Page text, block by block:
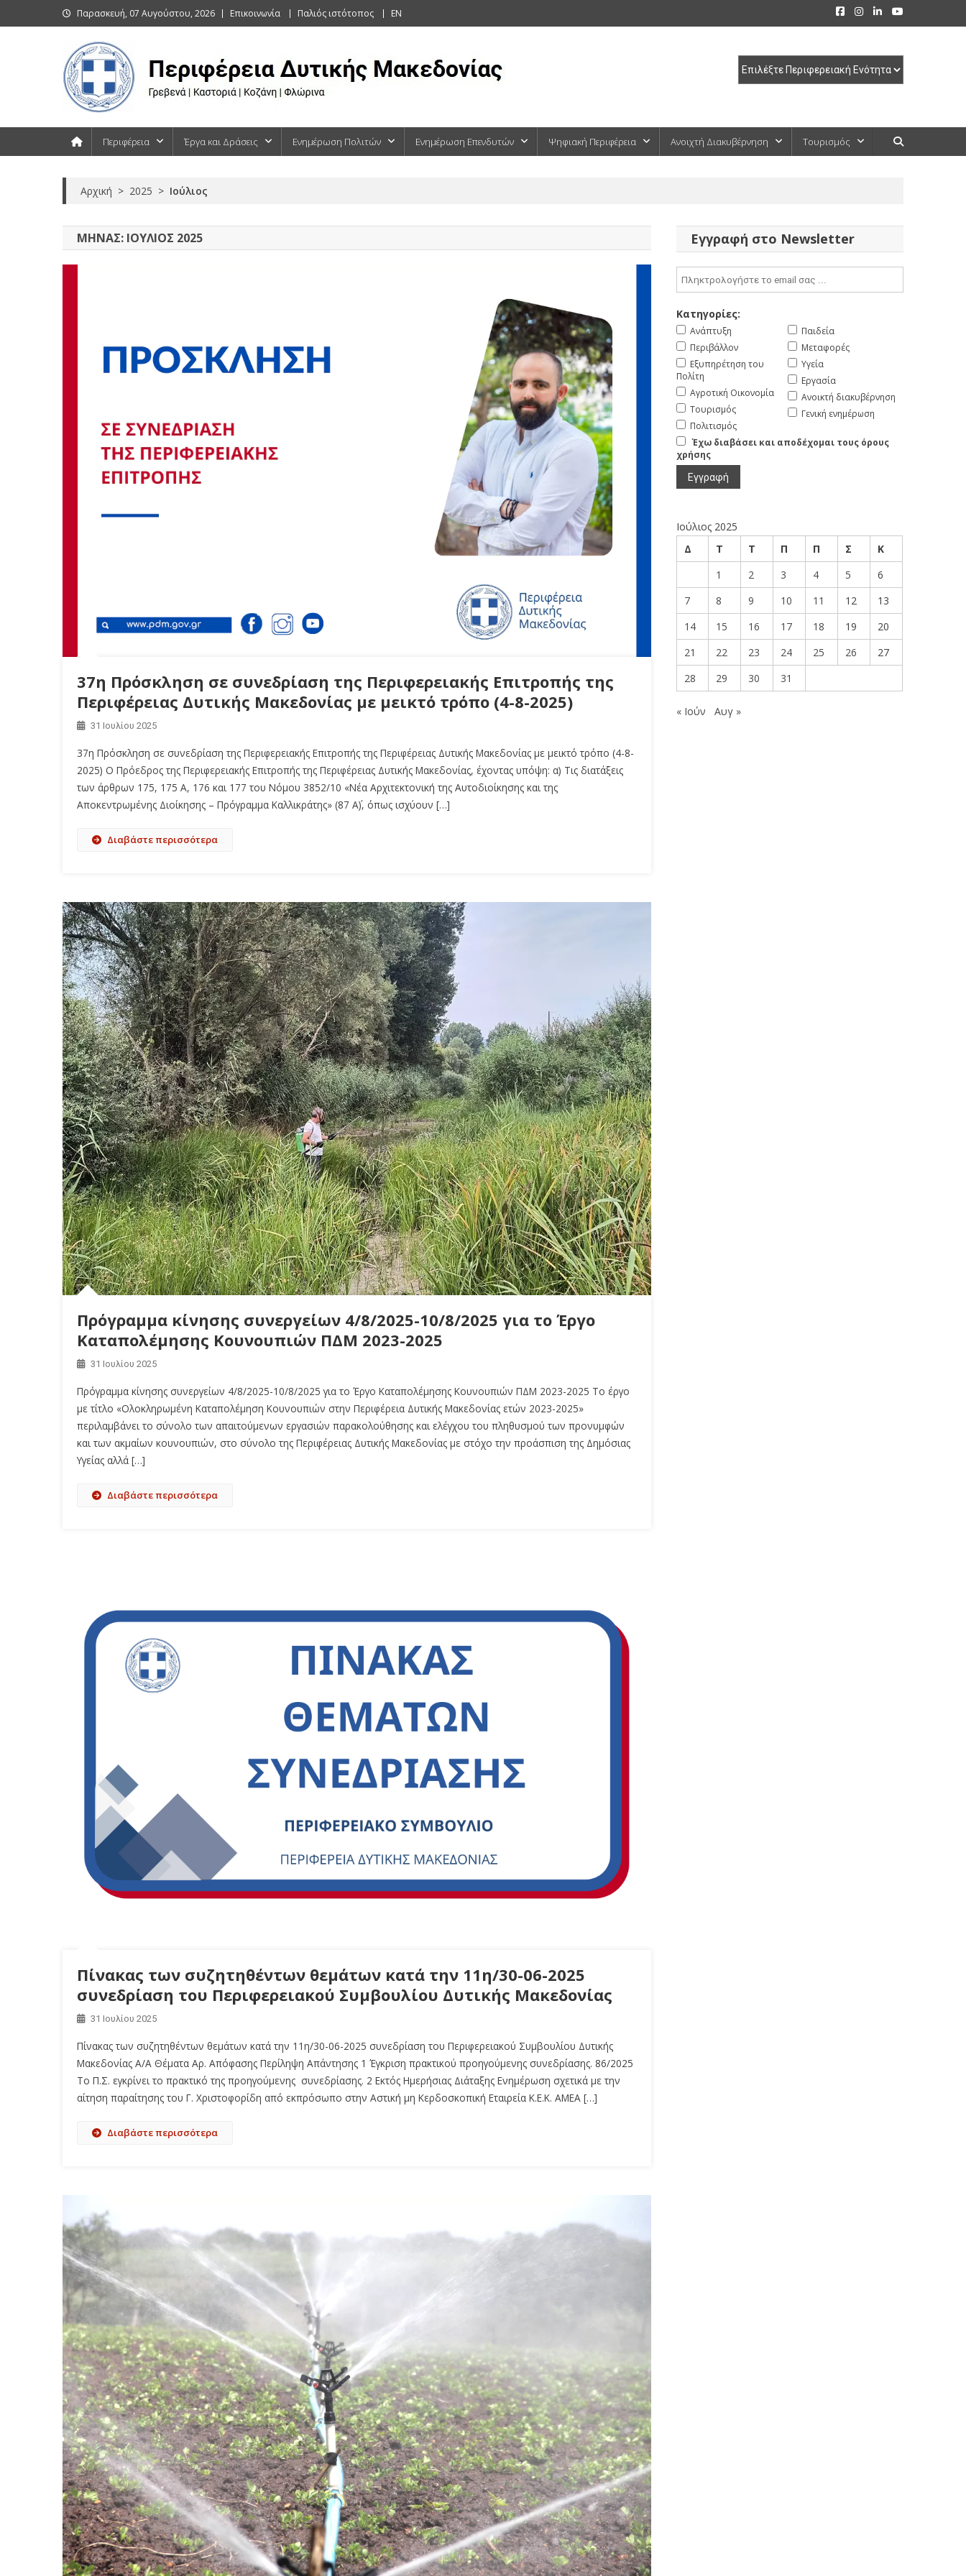
to
Παρασκευή, 07 Αυγούστου, 2026 Επικοινωνία Παλιός ιστότοπος EN
Περιφέρεια Έργα και Δράσεις Ενημέρωση Πολιτών Ενημέρωση Επενδυτών Ψηφιακή Περιφέρεια Ανοιχτή Διακυβέρνηση Τουρισμός
Αρχική > 2025 > Ιούλιος
ΜΉΝΑΣ: ΙΟΎΛΙΟΣ 2025
37η Πρόσκληση σε συνεδρίαση της Περιφερειακής Επιτροπής της
Περιφέρειας Δυτικής Μακεδονίας με μεικτό τρόπο (4-8-2025)
31 Ιουλίου 2025
37η Πρόσκληση σε συνεδρίαση της Περιφερειακής Επιτροπής της Περιφέρειας Δυτικής Μακεδονίας με μεικτό τρόπο (4-8-
2025) Ο Πρόεδρος της Περιφερειακής Επιτροπής της Περιφέρειας Δυτικής Μακεδονίας, έχοντας υπόψη: α) Τις διατάξεις
των άρθρων 175, 175 Α, 176 και 177 του Νόμου 3852/10 «Νέα Αρχιτεκτονική της Αυτοδιοίκησης και της
Αποκεντρωμένης Διοίκησης – Πρόγραμμα Καλλικράτης» (87 Α΄), όπως ισχύουν […]
Διαβάστε περισσότερα
Πρόγραμμα κίνησης συνεργείων 4/8/2025-10/8/2025 για το Έργο
Καταπολέμησης Κουνουπιών ΠΔΜ 2023-2025
31 Ιουλίου 2025
Πρόγραμμα κίνησης συνεργείων 4/8/2025-10/8/2025 για το Έργο Καταπολέμησης Κουνουπιών ΠΔΜ 2023-2025 Το έργο
με τίτλο «Ολοκληρωμένη Καταπολέμηση Κουνουπιών στην Περιφέρεια Δυτικής Μακεδονίας ετών 2023-2025»
περιλαμβάνει το σύνολο των απαιτούμενων εργασιών παρακολούθησης και ελέγχου του πληθυσμού των προνυμφών
και των ακμαίων κουνουπιών, στο σύνολο της Περιφέρειας Δυτικής Μακεδονίας με στόχο την προάσπιση της Δημόσιας
Υγείας αλλά […]
Διαβάστε περισσότερα
Πίνακας των συζητηθέντων θεμάτων κατά την 11η/30-06-2025
συνεδρίαση του Περιφερειακού Συμβουλίου Δυτικής Μακεδονίας
31 Ιουλίου 2025
Πίνακας των συζητηθέντων θεμάτων κατά την 11η/30-06-2025 συνεδρίαση του Περιφερειακού Συμβουλίου Δυτικής
Μακεδονίας Α/Α Θέματα Αρ. Απόφασης Περίληψη Απάντησης 1 Έγκριση πρακτικού προηγούμενης συνεδρίασης. 86/2025
Το Π.Σ. εγκρίνει το πρακτικό της προηγούμενης συνεδρίασης. 2 Εκτός Ημερήσιας Διάταξης Ενημέρωση σχετικά με την
αίτηση παραίτησης του Γ. Χριστοφορίδη από εκπρόσωπο στην Αστική μη Κερδοσκοπική Εταιρεία Κ.Ε.Κ. ΑΜΕΑ […]
Διαβάστε περισσότερα
Εγγραφή στο Newsletter
Κατηγορίες:
Ανάπτυξη
Περιβάλλον
Εξυπηρέτηση του
Πολίτη
Αγροτική Οικονομία
Τουρισμός
Πολιτισμός
Παιδεία
Μεταφορές
Υγεία
Εργασία
Ανοικτή διακυβέρνηση
Γενική ενημέρωση
Έχω διαβάσει και αποδέχομαι τους όρους
χρήσης
Ιούλιος 2025
Δ
Τ Τ Π Π Σ
Κ
1
2 3 4 5
6
7
8 9 10 11 12
13
14
15 16 17 18 19
20
21
22 23 24 25 26
27
28
29 30 31
« Ιούν Αυγ »